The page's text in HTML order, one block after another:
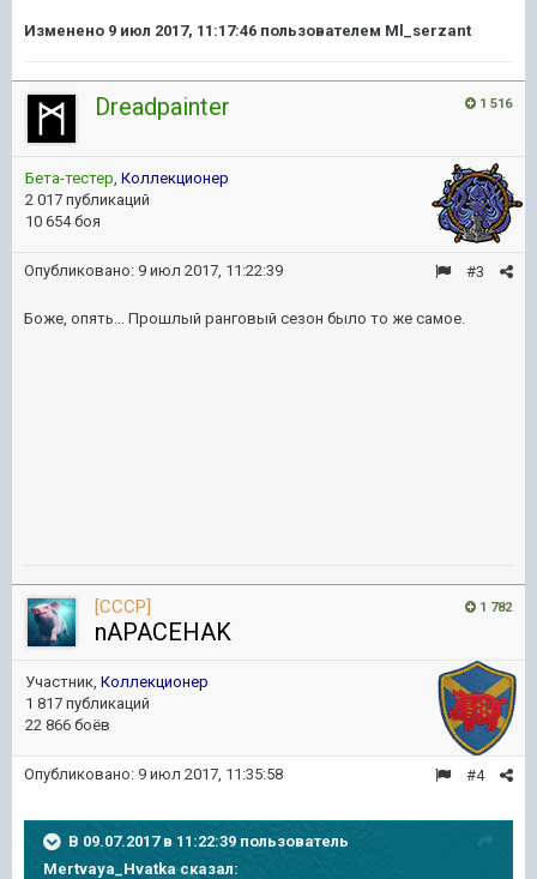
Изменено 9 июл 2017, 11:17:46 пользователем Ml_serzant
1 516
Dreadpainter
Бета-тестер, Коллекционер
2 017 публикаций
10 654 боя
#3
Опубликовано: 9 июл 2017, 11:22:39
Боже, опять... Прошлый ранговый сезон было то же самое.
1 782
[CCCP]
nAPACEHAK
Участник, Коллекционер
1 817 публикаций
22 866 боёв
#4
Опубликовано: 9 июл 2017, 11:35:58
В 09.07.2017 в 11:22:39 пользователь
Mertvaya_Hvatkaсказал: